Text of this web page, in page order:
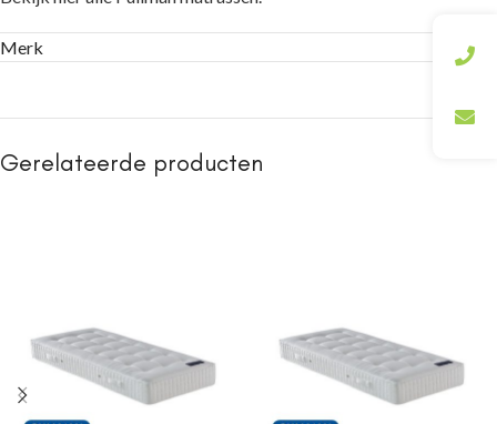
Merk
Gerelateerde producten